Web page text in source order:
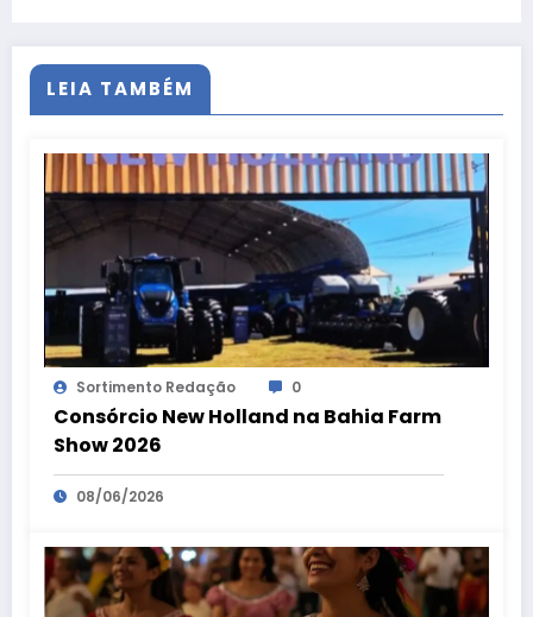
LEIA TAMBÉM
Sortimento Redação 0
Consórcio New Holland na Bahia Farm
Show 2026
08/06/2026